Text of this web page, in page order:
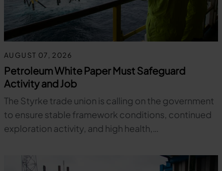
AUGUST 07, 2026
Petroleum White Paper Must Safeguard
Activity and Job
The Styrke trade union is calling on the government
to ensure stable framework conditions, continued
exploration activity, and high health,…